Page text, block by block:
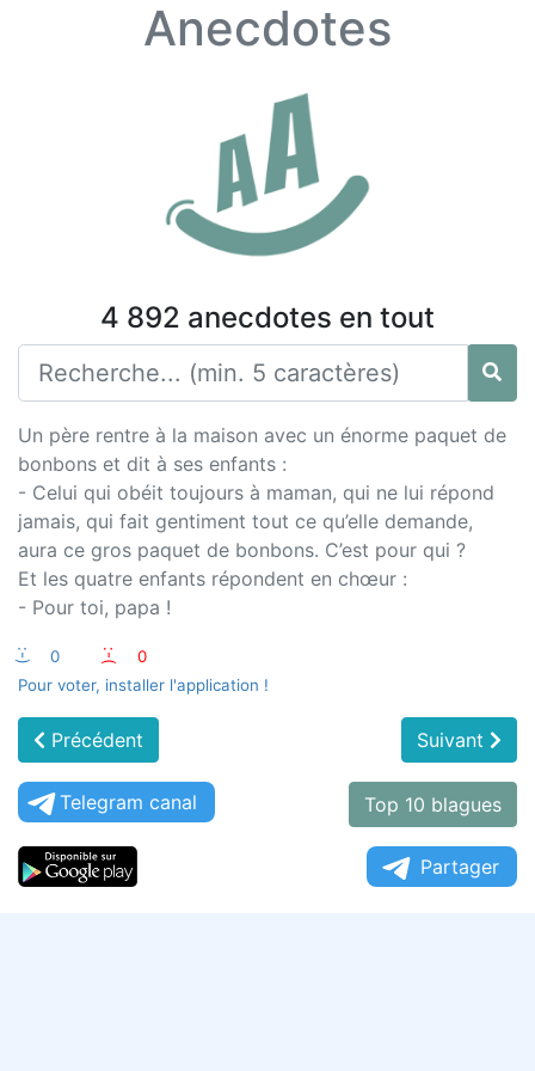
Anecdotes
4 892 anecdotes en tout
Un père rentre à la maison avec un énorme paquet de
bonbons et dit à ses enfants :
- Celui qui obéit toujours à maman, qui ne lui répond
jamais, qui fait gentiment tout ce qu’elle demande,
aura ce gros paquet de bonbons. C’est pour qui ?
Et les quatre enfants répondent en chœur :
- Pour toi, papa !
:-) 0 :-(
0
Pour voter, installer l'application !
Précédent Suivant
Telegram canal Top 10 blagues
Partager